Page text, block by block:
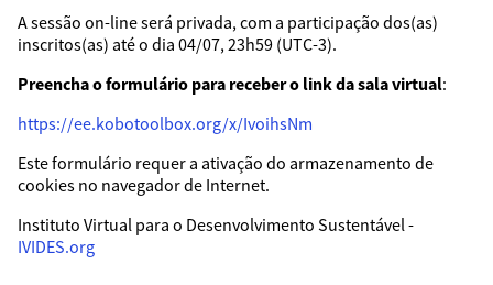
A sessão on-line será privada, com a participação dos(as)
inscritos(as) até o dia 04/07, 23h59 (UTC-3).
Preencha o formulário para receber o link da sala virtual:
https://ee.kobotoolbox.org/x/IvoihsNm
Este formulário requer a ativação do armazenamento de
cookies no navegador de Internet.
Instituto Virtual para o Desenvolvimento Sustentável -
IVIDES.org